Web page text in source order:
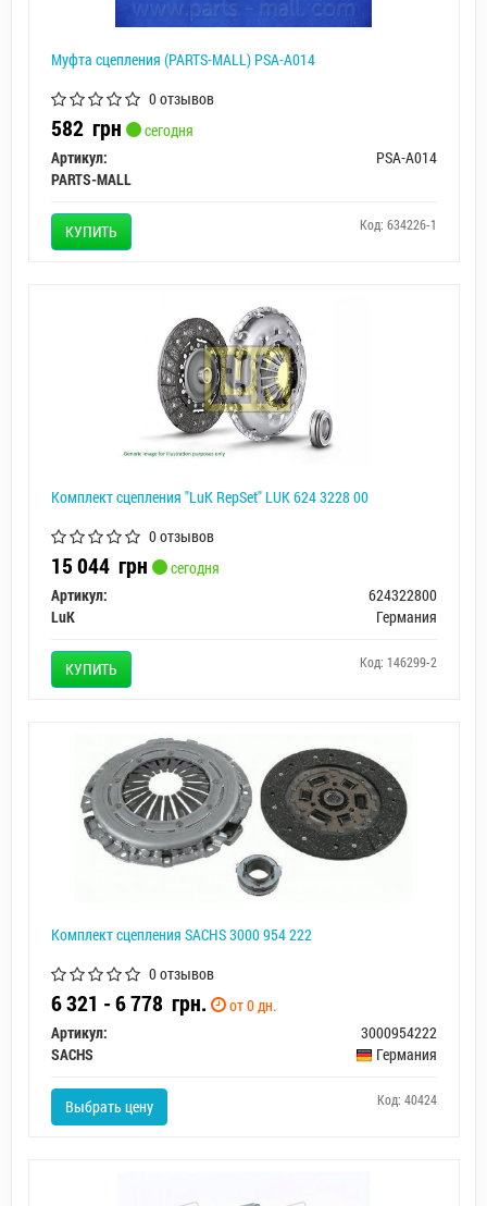
Муфта сцепления (PARTS-MALL) PSA-A014
0 отзывов
582 грн
сегодня
Артикул:
PSA-A014
PARTS-MALL
КУПИТЬ Код: 634226-1
Комплект сцепления "LuK RepSet" LUK 624 3228 00
0 отзывов
15 044 грн
сегодня
Артикул:
624322800
LuK
Германия
КУПИТЬ Код: 146299-2
Комплект сцепления SACHS 3000 954 222
0 отзывов
6 321 - 6 778 грн.
от 0 дн.
Артикул:
3000954222
SACHS
Германия
Выбрать цену Код: 40424